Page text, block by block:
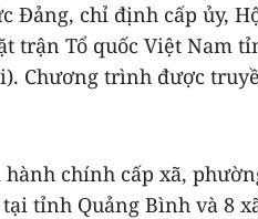
Đảng, chỉ định cấp ủy,
trận Tổ quốc Việt Nam
Chương trình được
chính cấp xã,
tỉnh Quảng Bình và 8